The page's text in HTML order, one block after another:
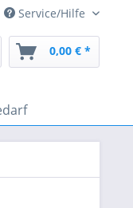
Service/Hilfe
0,00 € *